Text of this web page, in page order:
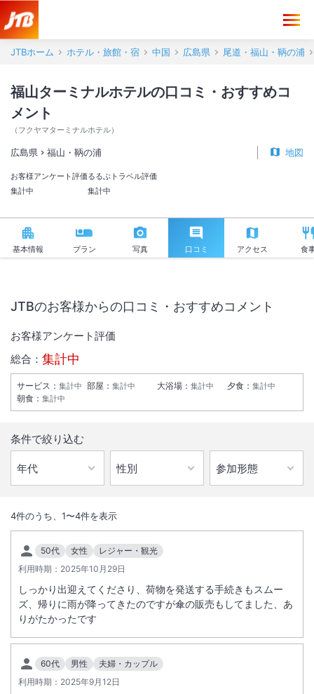
JTBホーム ホテル・旅館・宿 中国 広島県 尾道・福山・鞆の浦
福山ターミナルホテルの口コミ・おすすめコ
メント
（ フクヤマターミナルホテル）
広島県 福山・鞆の浦 地図
お客様アンケート評価
集計中
るるぶトラベル評価
集計中
基本情報 プラン 写真 口コミ アクセス 食
全室Ｗｉ－Ｆｉ利用可能、インターネット接続無料。シングルルームは
フローリング。全室ウォシュレット完備。駐車場は先着順20台無料。
総客室数 88
INチェックイン
15:00/ OUT チェックアウト
10:00
駅徒歩5分 駐車場あり
JTBのお客様からの口コミ・おすすめコメント
お客様アンケート評価
総合： 集計中
サービス ： 集計中 部屋 ： 集計中 大浴場 ： 集計中 夕食 ： 集計中
朝食 ： 集計中
条件で絞り込む
4件のうち、 1〜4件を表示
50代 女性
レジャー・観光
利用時期： 2025年10月29日
しっかり出迎えてくださり、荷物を発送する手続きもスムー
ズ、帰りに雨が降ってきたのですが傘の販売もしてました、あ
りがたかったです
60代 男性
夫婦・カップル
利用時期： 2025年9月12日